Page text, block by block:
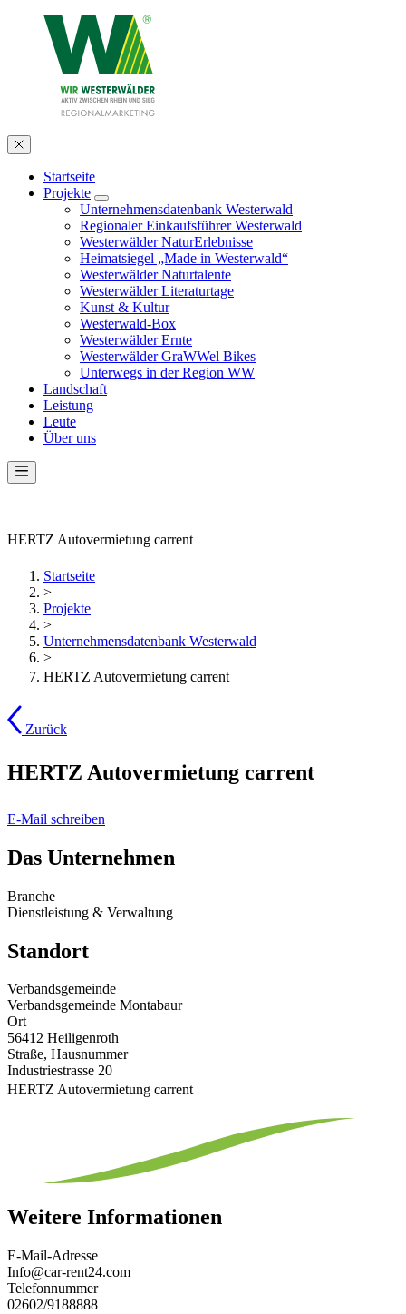
Startseite
Projekte
Unternehmensdatenbank Westerwald
Regionaler Einkaufsführer Westerwald
Westerwälder NaturErlebnisse
Heimatsiegel „Made in Westerwald“
Westerwälder Naturtalente
Westerwälder Literaturtage
Kunst & Kultur
Westerwald-Box
Westerwälder Ernte
Westerwälder GraWWel Bikes
Unterwegs in der Region WW
Landschaft
Leistung
Leute
Über uns
HERTZ Autovermietung carrent
Startseite
>
Projekte
>
Unternehmensdatenbank Westerwald
>
HERTZ Autovermietung carrent
Zurück
HERTZ Autovermietung carrent
E-Mail schreiben
Das Unternehmen
Branche
Dienstleistung & Verwaltung
Standort
Verbandsgemeinde
Verbandsgemeinde Montabaur
Ort
56412 Heiligenroth
Straße, Hausnummer
Industriestrasse 20
HERTZ Autovermietung carrent
Weitere Informationen
E-Mail-Adresse
Info@car-rent24.com
Telefonnummer
02602/9188888